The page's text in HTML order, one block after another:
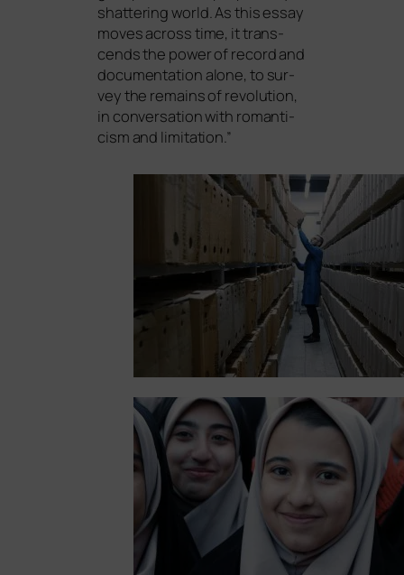
shat­te­ring world. As this essay
moves across time, it tran­s­
cends the power of record and
docu­men­ta­ti­on alo­ne, to sur­
vey the remains of revo­lu­ti­on,
in con­ver­sa­ti­on with roman­ti­
cism and limitation.”